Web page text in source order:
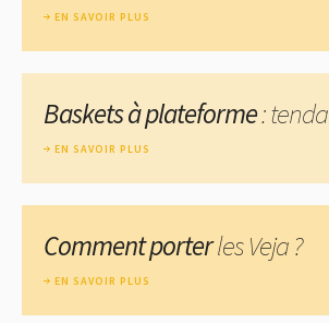
EN SAVOIR PLUS
Baskets à plateforme:
EN SAVOIR PLUS
Comment porterles Veja ?
EN SAVOIR PLUS